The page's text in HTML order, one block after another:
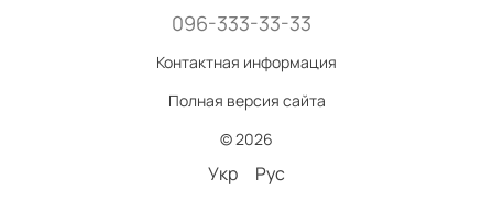
096-333-33-33
Контактная информация
Полная версия сайта
© 2026
Укр Рус